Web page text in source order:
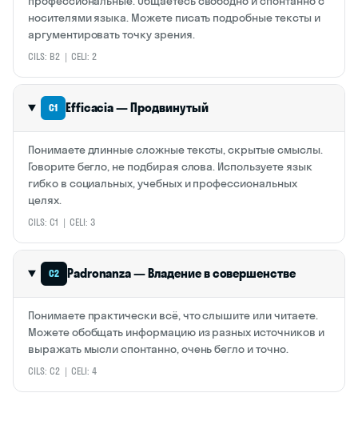
носителями языка. Можете писать подробные тексты и
аргументировать точку зрения.
CILS: B2 | CELI: 2
C1 Efficacia — Продвинутый
Понимаете длинные сложные тексты, скрытые смыслы.
Говорите бегло, не подбирая слова. Используете язык
гибко в социальных, учебных и профессиональных
целях.
CILS: C1 | CELI: 3
C2 Padronanza — Владение в совершенстве
Понимаете практически всё, что слышите или читаете.
Можете обобщать информацию из разных источников и
выражать мысли спонтанно, очень бегло и точно.
CILS: C2 | CELI: 4